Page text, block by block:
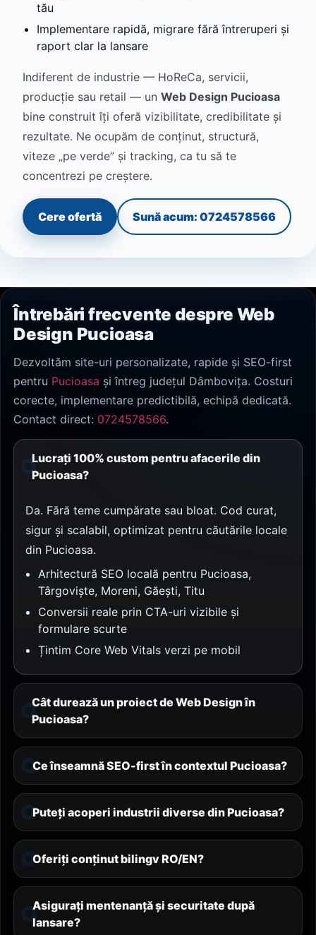
tău
Implementare rapidă, migrare fără întreruperi și
raport clar la lansare
Indiferent de industrie — HoReCa, servicii,
producție sau retail — un Web Design Pucioasa
bine construit îți oferă vizibilitate, credibilitate și
rezultate. Ne ocupăm de conținut, structură,
viteze „pe verde” și tracking, ca tu să te
concentrezi pe creștere.
Cere ofertă Sună acum: 0724578566
Întrebări frecvente despre Web
Design Pucioasa
Dezvoltăm site-uri personalizate, rapide și SEO-first
pentru Pucioasa și întreg județul Dâmbovița. Costuri
corecte, implementare predictibilă, echipă dedicată.
Contact direct: 0724578566.
Lucrați 100% custom pentru afacerile din
Pucioasa?
Da. Fără teme cumpărate sau bloat. Cod curat,
sigur și scalabil, optimizat pentru căutările locale
din Pucioasa.
Arhitectură SEO locală pentru Pucioasa,
Târgoviște, Moreni, Găești, Titu
Conversii reale prin CTA-uri vizibile și
formulare scurte
Țintim Core Web Vitals verzi pe mobil
Cât durează un proiect de Web Design în
Pucioasa?
Ce înseamnă SEO-first în contextul Pucioasa?
Puteți acoperi industrii diverse din Pucioasa?
Oferiți conținut bilingv RO/EN?
Asigurați mentenanță și securitate după
lansare?